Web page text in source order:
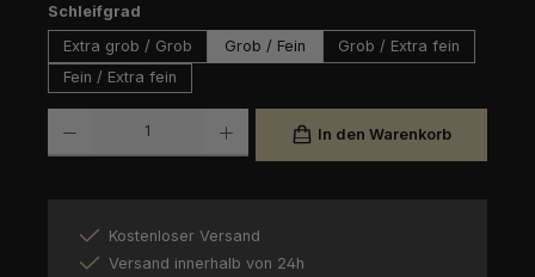
Schleifgrad
Extra grob / Grob
Grob / Fein
Grob / Extra fein
Fein / Extra fein
In den Warenkorb
Kostenloser Versand
Versand innerhalb von 24h